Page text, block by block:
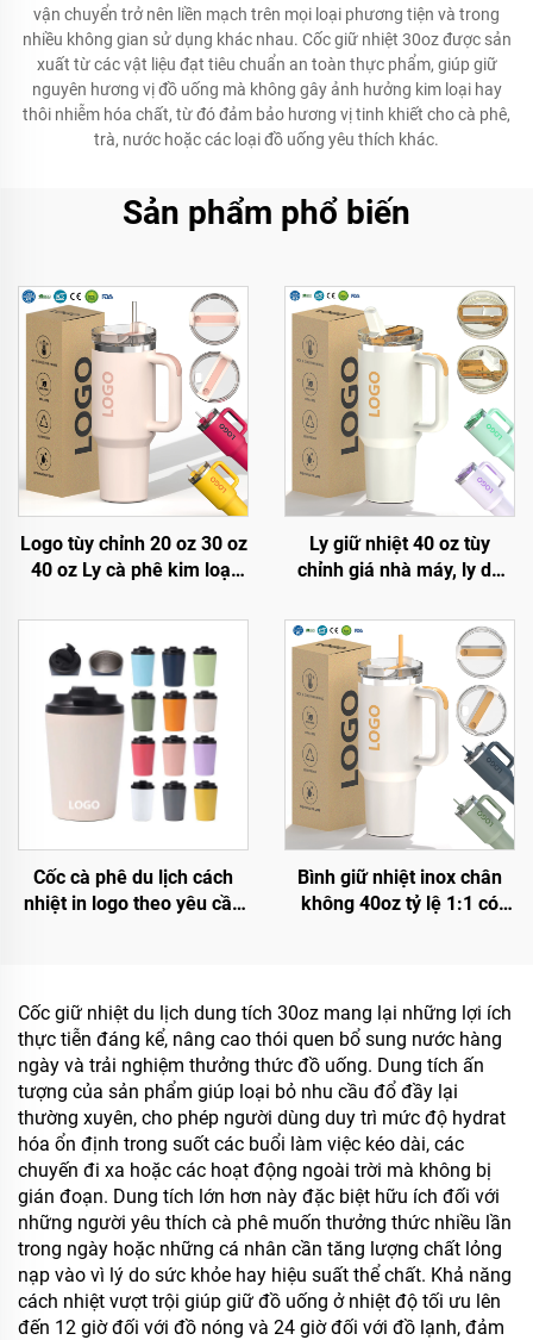
vận chuyển trở nên liền mạch trên mọi loại phương tiện và trong
nhiều không gian sử dụng khác nhau. Cốc giữ nhiệt 30oz được sản
xuất từ các vật liệu đạt tiêu chuẩn an toàn thực phẩm, giúp giữ
nguyên hương vị đồ uống mà không gây ảnh hưởng kim loại hay
thôi nhiễm hóa chất, từ đó đảm bảo hương vị tinh khiết cho cà phê,
trà, nước hoặc các loại đồ uống yêu thích khác.
Sản phẩm phổ biến
Logo tùy chỉnh 20 oz 30 oz
40 oz Ly cà phê kim loại
20oz 30oz 40oz Ly có tay
cầm
Ly giữ nhiệt 40 oz tùy
chỉnh giá nhà máy, ly du
tái sử dụng, có tay cầm và
nắp đậy kèm ống hút
Cốc cà phê du lịch cách
nhiệt in logo theo yêu cầu
nắp chống rò rỉ
Bình giữ nhiệt inox chân
không 40oz tỷ lệ 1:1 có
trại
Cốc giữ nhiệt du lịch dung tích 30oz mang lại những lợi ích
thực tiễn đáng kể, nâng cao thói quen bổ sung nước hàng
ngày và trải nghiệm thưởng thức đồ uống. Dung tích ấn
tượng của sản phẩm giúp loại bỏ nhu cầu đổ đầy lại
thường xuyên, cho phép người dùng duy trì mức độ hydrat
hóa ổn định trong suốt các buổi làm việc kéo dài, các
chuyến đi xa hoặc các hoạt động ngoài trời mà không bị
gián đoạn. Dung tích lớn hơn này đặc biệt hữu ích đối với
những người yêu thích cà phê muốn thưởng thức nhiều lần
trong ngày hoặc những cá nhân cần tăng lượng chất lỏng
nạp vào vì lý do sức khỏe hay hiệu suất thể chất. Khả năng
cách nhiệt vượt trội giúp giữ đồ uống ở nhiệt độ tối ưu lên
đến 12 giờ đối với đồ nóng và 24 giờ đối với đồ lạnh, đảm